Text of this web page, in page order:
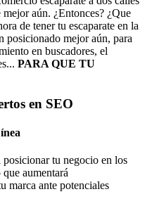
aún. ¿Entonces? ¿Que
de tener tu escaparate en la
posicionado mejor aún, para
en buscadores, el
PARA QUE TU
en SEO
tu negocio en los
aumentará
marca ante potenciales